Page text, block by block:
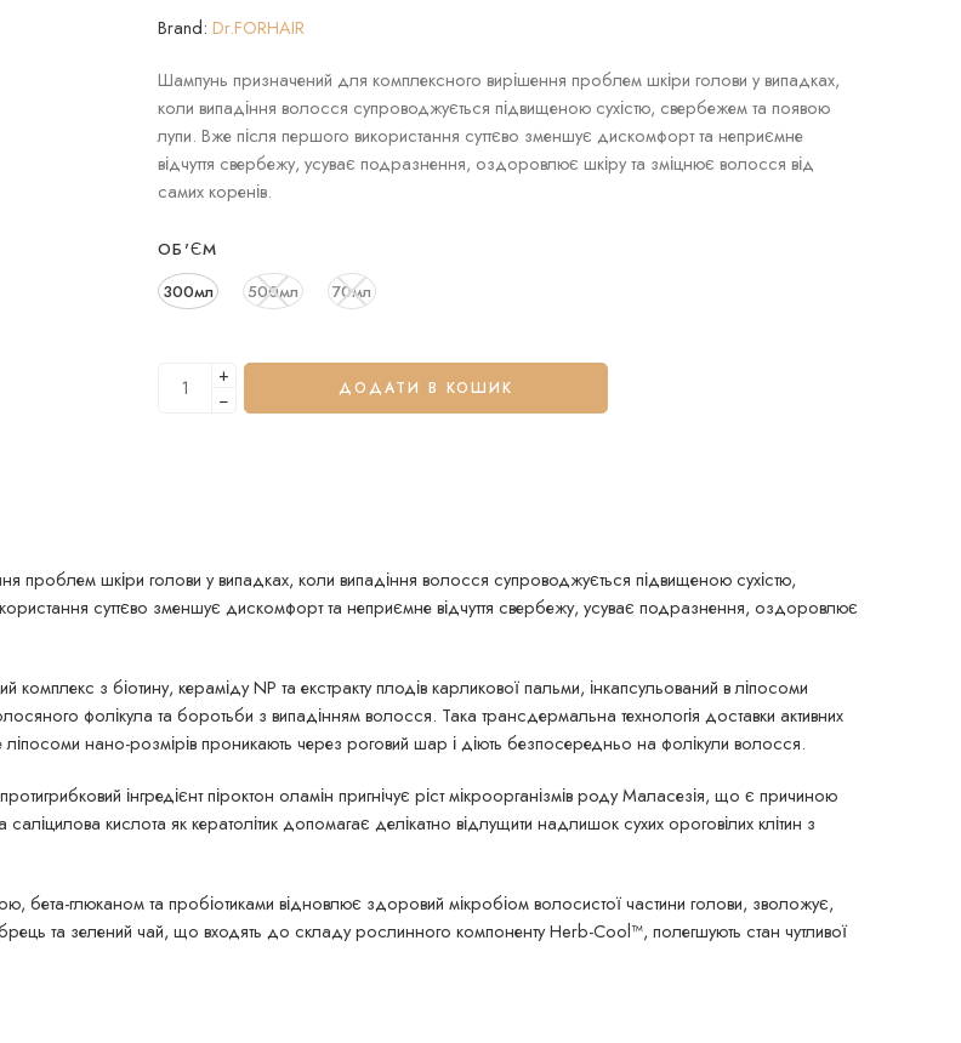
Brand: Dr.FORHAIR
Шампунь призначений для комплексного вирішення проблем шкіри голови у випадках,
коли випадіння волосся супроводжується підвищеною сухістю, свербежем та появою
лупи. Вже після першого використання суттєво зменшує дискомфорт та неприємне
відчуття свербежу, усуває подразнення, оздоровлює шкіру та зміцнює волосся від
самих коренів.
ОБ'ЄМ
300мл
500мл 70мл
+
−
ДОДАТИ В КОШИК
проблем шкіри голови у випадках, коли випадіння волосся супроводжується підвищеною сухістю,
суттєво зменшує дискомфорт та неприємне відчуття свербежу, усуває подразнення, оздоровлює
комплекс з біотину, кераміду NP та екстракту плодів карликової пальми, інкапсульований в ліпосоми
фолікула та боротьби з випадінням волосся. Така трансдермальна технологія доставки активних
нано-розмірів проникають через роговий шар і діють безпосередньо на фолікули волосся.
інгредієнт піроктон оламін пригнічує ріст мікроорганізмів роду Маласезія, що є причиною
кислота як кератолітик допомагає делікатно відлущити надлишок сухих ороговілих клітин з
бета-глюканом та пробіотиками відновлює здоровий мікробіом волосистої частини голови, зволожує,
та зелений чай, що входять до складу рослинного компоненту Herb-Cool™, полегшують стан чутливої